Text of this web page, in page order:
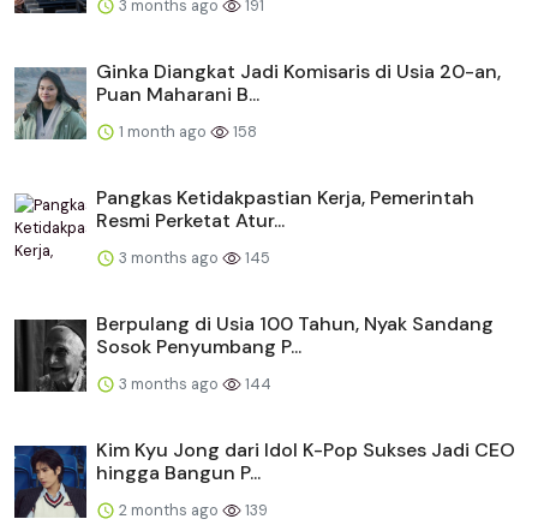
3 months ago 191
Ginka Diangkat Jadi Komisaris di Usia 20-an,
Puan Maharani B...
1 month ago 158
Pangkas Ketidakpastian Kerja, Pemerintah
Resmi Perketat Atur...
3 months ago 145
Berpulang di Usia 100 Tahun, Nyak Sandang
Sosok Penyumbang P...
3 months ago 144
Kim Kyu Jong dari Idol K-Pop Sukses Jadi CEO
hingga Bangun P...
2 months ago 139